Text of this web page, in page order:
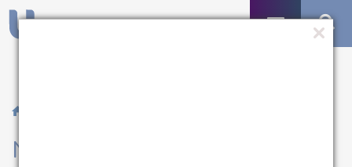
Notícias